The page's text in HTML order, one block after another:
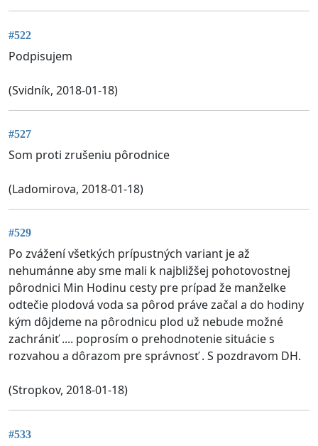
#522
Podpisujem
(Svidník, 2018-01-18)
#527
Som proti zrušeniu pôrodnice
(Ladomirova, 2018-01-18)
#529
Po zvážení všetkých prípustných variant je až
nehumánne aby sme mali k najbližšej pohotovostnej
pôrodnici Min Hodinu cesty pre prípad že manželke
odtečie plodová voda sa pôrod práve začal a do hodiny
kým dôjdeme na pôrodnicu plod už nebude možné
zachrániť .... poprosím o prehodnotenie situácie s
rozvahou a dôrazom pre správnosť . S pozdravom DH.
(Stropkov, 2018-01-18)
#533